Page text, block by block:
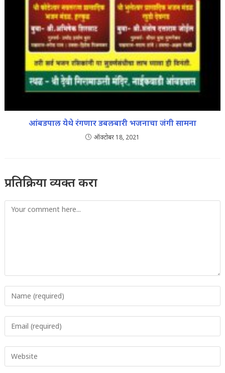
आंबडपाल येथे रंगणार डबलबारी भजनाचा जंगी सामना
ऑक्टोबर 18, 2021
प्रतिक्रिया व्यक्त करा
Comment
your
username
to
comment
your
address
toyour